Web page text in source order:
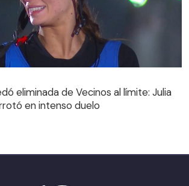
en intenso duelo
eliminada de Vecinos al límite: Julia
en intenso duelo